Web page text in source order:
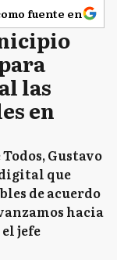
fuente en
las
en
Gustavo
que
de acuerdo
hacia
jefe